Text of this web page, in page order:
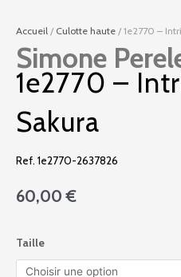
Accueil / Culotte haute / 1e2770 –
Simone
1e2770 –
Sakura
Ref. 1e2770-2637826
60,00€
Taille
de
1e2770